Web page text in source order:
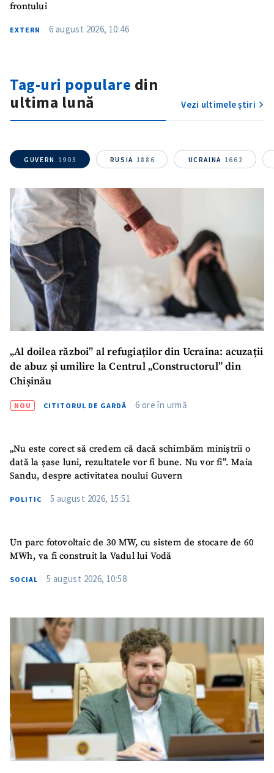
Trimite o informație
in English
на русском
frontului
EXTERN 6 august 2026, 10:46
Tag-uri populare din
ultima lună
Vezi ultimele știri
GUVERN 1903 RUSIA 1886 UCRAINA 1662
„Al doilea război” al refugiaților din Ucraina: acuzații
de abuz și umilire la Centrul „Constructorul” din
Chișinău
NOU CITITORUL DE GARDĂ 6 ore în urmă
„Nu este corect să credem că dacă schimbăm miniștrii o
dată la șase luni, rezultatele vor fi bune. Nu vor fi”. Maia
Sandu, despre activitatea noului Guvern
POLITIC 5 august 2026, 15:51
Un parc fotovoltaic de 30 MW, cu sistem de stocare de 60
MWh, va fi construit la Vadul lui Vodă
SOCIAL 5 august 2026, 10:58
ȘTIREA MEA
Titlu știre
+ Adaugă titlu
Fotografie
+ Încarcă imagine
Link media
+ Link media